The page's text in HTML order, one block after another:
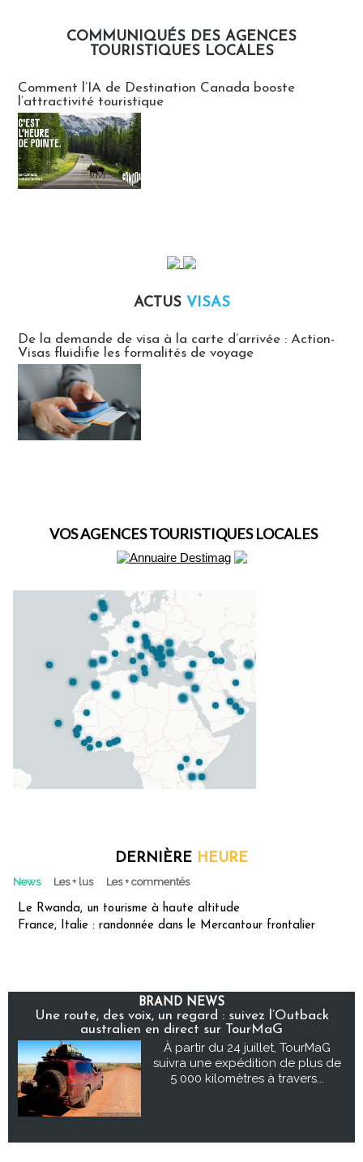
COMMUNIQUÉS DES AGENCES
TOURISTIQUES LOCALES
Comment l’IA de Destination Canada booste
l’attractivité touristique
ACTUS VISAS
De la demande de visa à la carte d’arrivée : Action-
Visas fluidifie les formalités de voyage
VOS AGENCES TOURISTIQUES LOCALES
DERNIÈRE HEURE
News Les + lus Les + commentés
Le Rwanda, un tourisme à haute altitude
France, Italie : randonnée dans le Mercantour frontalier
BRAND NEWS
Une route, des voix, un regard : suivez l’Outback
australien en direct sur TourMaG
À partir du 24 juillet, TourMaG
suivra une expédition de plus de
5 000 kilomètres à travers...